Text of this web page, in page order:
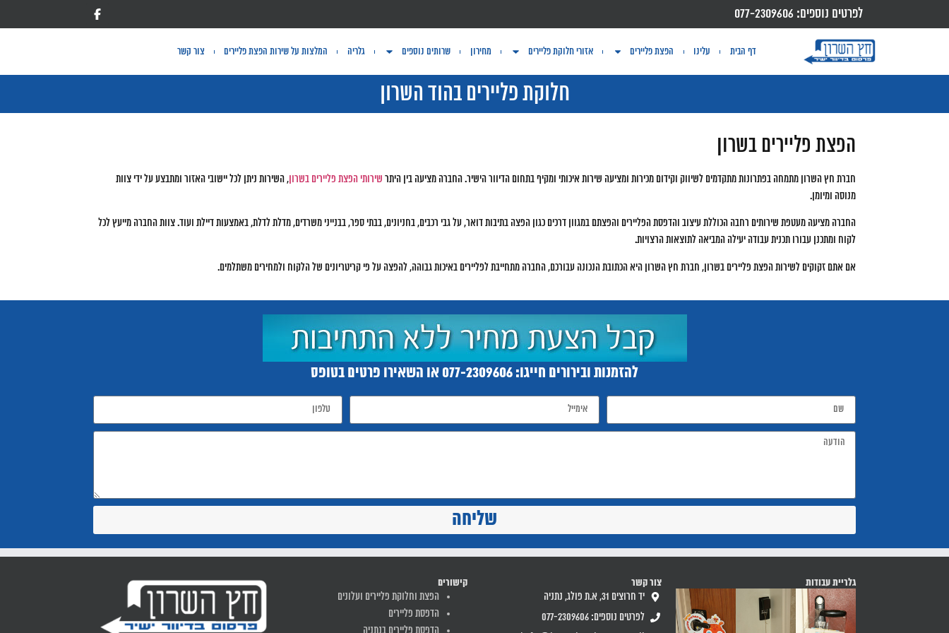
לפרטים נוספים: 077-2309606
דף הבית עלינו הפצת פליירים אזורי חלוקת פליירים מחירון שרותים נוספים גלריה המלצות על שירות הפצת פליירים צור קשר
חלוקת פליירים בהוד השרון
הפצת פליירים בשרון
חברת חץ השרון מתמחה בפתרונות מתקדמים לשיווק וקידום מכירות ומציעה שירות איכותי ומקיף בתחום הדיוור הישיר. החברה מציעה בין היתר שירותי הפצת פליירים בשרון, השירות ניתן לכל יישובי האזור ומתבצע על ידי צוות
מנוסה ומיומן.
החברה מציעה מעטפת שירותים רחבה הכוללת עיצוב והדפסת הפליירים והפצתם במגוון דרכים כגון הפצה בתיבות דואר, על גבי רכבים, בחניונים, בבתי ספר, בבנייני משרדים, מדלת לדלת, באמצעות דיילת ועוד. צוות החברה מייעץ לכל
לקוח ומתכנן עבורו תכנית עבודה יעילה המביאה לתוצאות הרצויות.
אם אתם זקוקים לשירות הפצת פליירים בשרון, חברת חץ השרון היא הכתובת הנכונה עבורכם, החברה מתחייבת לפליירים באיכות גבוהה, להפצה על פי קריטריונים של הלקוח ולמחירים משתלמים.
להזמנות ובירורים חייגו:077-2309606או השאירו פרטים בטופס
שליחה
גלריית עבודות
צור קשר
יד חרוצים 31, א.ת פולג, נתניה
לפרטים נוספים: 077-2309606
קישורים
הפצת וחלוקת פליירים ועלונים
הדפסת פליירים